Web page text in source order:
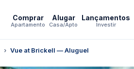
Comprar
Apartamento
Alugar
Casa/Apto
Lançamentos
Investir
Vue at Brickell — Aluguel